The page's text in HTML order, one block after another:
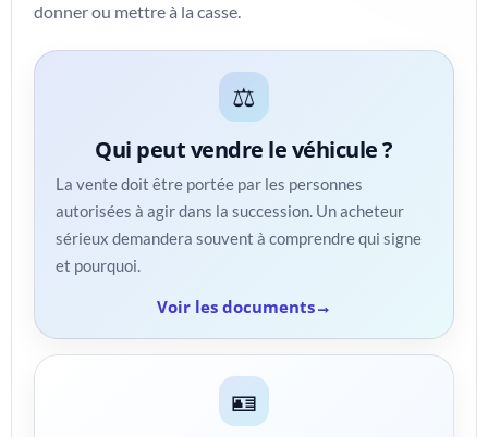
donner ou mettre à la casse.
⚖️
Qui peut vendre le véhicule ?
La vente doit être portée par les personnes
autorisées à agir dans la succession. Un acheteur
sérieux demandera souvent à comprendre qui signe
et pourquoi.
Voir les documents
🪪